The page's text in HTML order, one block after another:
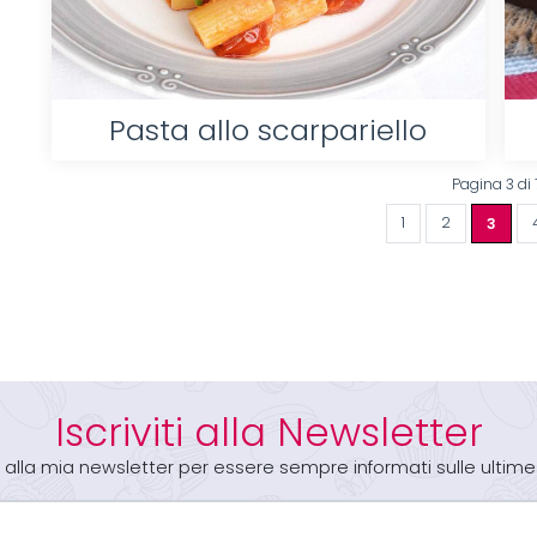
Pasta allo scarpariello
Pagina 3 di
1 2 3
Iscriviti alla Newsletter
alla mia newsletter per essere sempre informati sulle